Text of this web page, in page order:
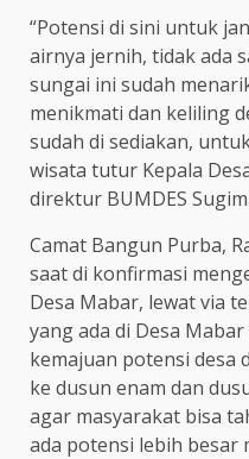
“Potensi di sini untuk
airnya jernih, tidak ada
sungai ini sudah
menikmati dan keliling
sudah di sediakan,
wisata tutur Kepala
direktur BUMDES
Camat Bangun Purba,
saat di konfirmasi
Desa Mabar, lewat via
yang ada di Desa
kemajuan potensi desa
ke dusun enam dan
agar masyarakat bisa
ada potensi lebih besar